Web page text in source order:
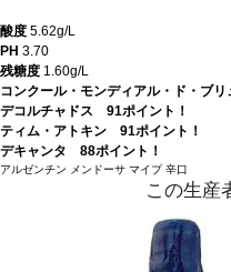
酸度 5.62g/L
PH 3.70
残糖度 1.60g/L
コンクール・モンディアル・ド・ブ
デコルチャドス 91ポイント！
ティム・アトキン 91ポイント！
デキャンタ 88ポイント！
アルゼンチン メンドーサ マイプ辛口
この生産